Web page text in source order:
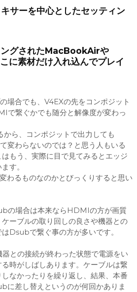
サーを中心としたセッティン
ングされたMacBookAirや
に素材だけ入れ込んでプレイ
場合でも、V4EXの先をコンポジット
で繋ぐかでも随分と解像度が変わっ
ら、コンポジットで出力しても
変わらないのでは？と思う人もいる
もう、実際に目で見てみるとエッジ
す。
わるものなのかとびっくりすると思い
の場合は本来ならHDMIの方が画質
ーブルの取り回しの良さや機器との
Dsubで繋ぐ事の方が多いです。
との接続が終わった状態で電源をい
時がしばしあります。ケーブルは繋
なかったりを繰り返し、結果、本番
に差し替えというのが何回かありま